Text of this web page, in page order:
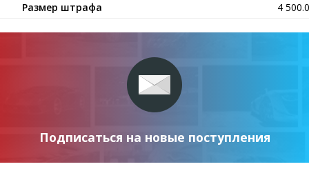
Размер штрафа
4
Подписаться на новые поступления